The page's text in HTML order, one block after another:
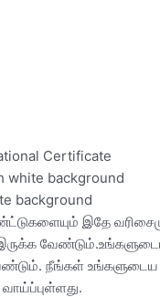
Certificate
white background
background
இதே
நீங்கள்